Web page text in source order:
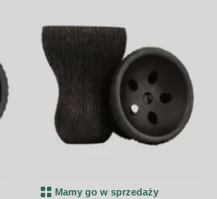
Mamy go w sprzedaży